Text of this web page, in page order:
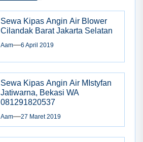
Sewa Kipas Angin Air Blower
Cilandak Barat Jakarta Selatan
Aam 6 April 2019
Sewa Kipas Angin Air MIstyfan
Jatiwarna, Bekasi WA
081291820537
Aam 27 Maret 2019